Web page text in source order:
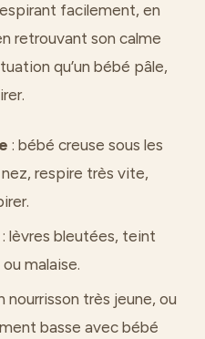
facilement, en
retrouvant son calme
qu’un bébé pâle,
: bébé creuse sous les
respire très vite,
: lèvres bleutées, teint
malaise.
nourrisson très jeune, ou
basse avec bébé